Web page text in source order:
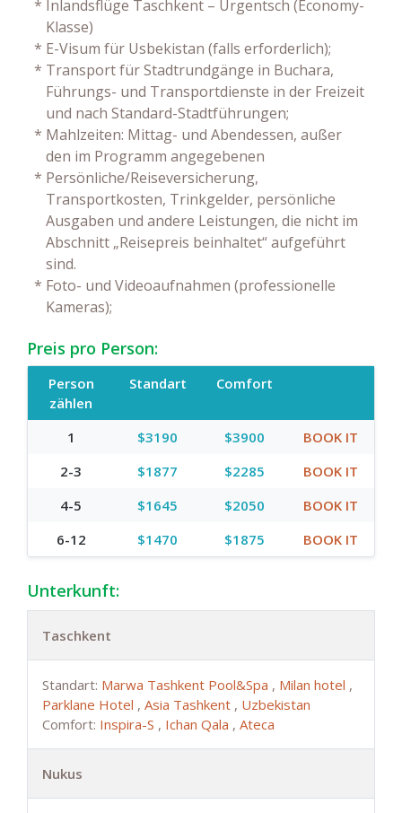
* Inlandsflüge Taschkent – Urgentsch (Economy-
Klasse)
* E-Visum für Usbekistan (falls erforderlich);
* Transport für Stadtrundgänge in Buchara,
Führungs- und Transportdienste in der Freizeit
und nach Standard-Stadtführungen;
* Mahlzeiten: Mittag- und Abendessen, außer
den im Programm angegebenen
* Persönliche/Reiseversicherung,
Transportkosten, Trinkgelder, persönliche
Ausgaben und andere Leistungen, die nicht im
Abschnitt „Reisepreis beinhaltet“ aufgeführt
sind.
* Foto- und Videoaufnahmen (professionelle
Kameras);
Preis pro Person:
Person
zählen
Standart Comfort
1 $3190 $3900
BOOK IT
2-3
$1877 $2285
BOOK IT
4-5
$1645 $2050
BOOK IT
6-12
$1470 $1875 BOOK IT
Unterkunft:
Taschkent
Standart: Marwa Tashkent Pool&Spa , Milan hotel ,
Parklane Hotel , Asia Tashkent , Uzbekistan
Comfort: Inspira-S , Ichan Qala , Ateca
Nukus